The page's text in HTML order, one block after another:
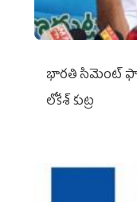
భారతి సిమెంట్
లోకేశ్ కుట్ర